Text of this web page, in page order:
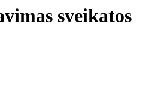
sveikatos